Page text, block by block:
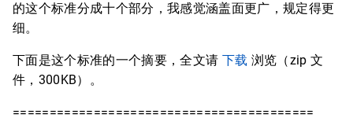
的这个标准分成十个部分，我感觉涵盖面更广，规定得更
细。
下面是这个标准的一个摘要，全文请 下载 浏览（zip 文
件，300KB）。
=========================================